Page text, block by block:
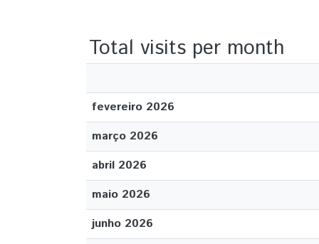
Total visits per month
fevereiro 2026
março 2026
abril 2026
maio 2026
junho 2026